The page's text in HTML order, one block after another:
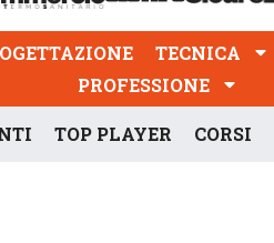
TECNICA
PROFESSIONE
TOP PLAYER CORSI